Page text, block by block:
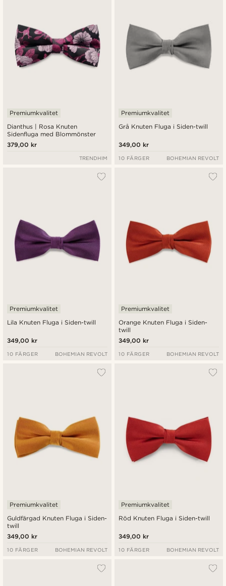
Dianthus | Rosa Knuten
Sidenfluga med Blommönster
Premiumkvalitet
379,00 kr
TRENDHIM
Grå Knuten Fluga i Siden-twill
Premiumkvalitet
349,00 kr
10 FÄRGER BOHEMIAN REVOLT
Lila Knuten Fluga i Siden-twill
Premiumkvalitet
349,00 kr
10 FÄRGER BOHEMIAN REVOLT
Orange Knuten Fluga i Siden-
twill
Premiumkvalitet
349,00 kr
10 FÄRGER BOHEMIAN REVOLT
Guldfärgad Knuten Fluga i Siden-
twill
Premiumkvalitet
349,00 kr
10 FÄRGER BOHEMIAN REVOLT
Röd Knuten Fluga i Siden-twill
Premiumkvalitet
349,00 kr
10 FÄRGER BOHEMIAN REVOLT